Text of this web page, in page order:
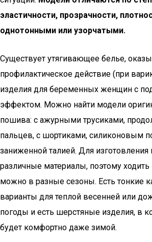
эластичности, прозрачности,
однотонными или узорчатыми.
Существует утягивающее белье,
профилактическое действие (при
изделия для беременных женщин с
эффектом. Можно найти модели
пошива: с ажурными трусиками,
пальцев, с шортиками, силиконовым
заниженной талией. Для
различные материалы, поэтому ходить
можно в разные сезоны. Есть тонкие
варианты для теплой весенней или
погоды и есть шерстяные изделия, в
будет комфортно даже зимой.